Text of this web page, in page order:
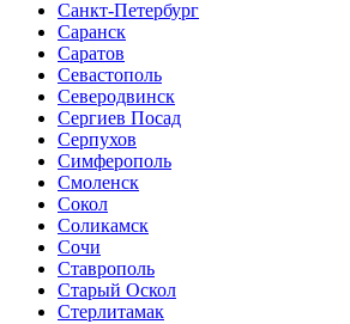
Санкт-Петербург
Саранск
Саратов
Севастополь
Северодвинск
Сергиев Посад
Серпухов
Симферополь
Смоленск
Сокол
Соликамск
Сочи
Ставрополь
Старый Оскол
Стерлитамак